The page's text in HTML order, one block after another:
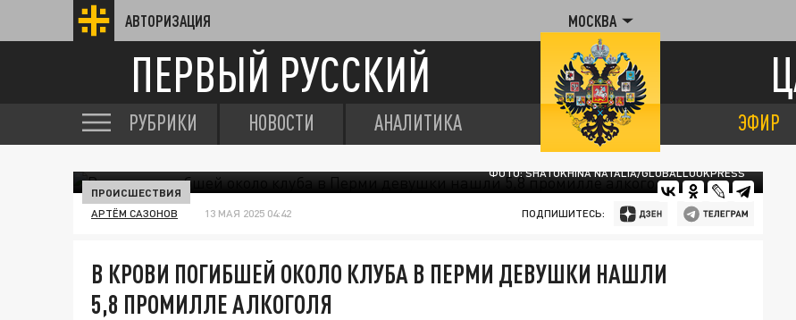
АВТОРИЗАЦИЯ МОСКВА
ПЕРВЫЙ РУССКИЙ
РУБРИКИ НОВОСТИ АНАЛИТИКА ЭФИР
ФОТО: SHATOKHINA NATALIA/GLOBALLOOKPRESS
ПРОИСШЕСТВИЯ
АРТЁМ САЗОНОВ 13 МАЯ 2025 04:42 ПОДПИШИТЕСЬ:
В КРОВИ ПОГИБШЕЙ ОКОЛО КЛУБА В ПЕРМИ ДЕВУШКИ НАШЛИ
5,8 ПРОМИЛЛЕ АЛКОГОЛЯ